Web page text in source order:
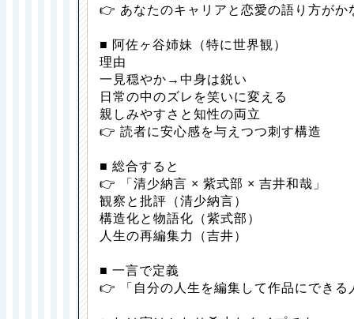
👉 あなたのキャリアと恋愛の語り方がか
■ 阿佐ヶ谷姉妹（特に世界観）
理由
一見穏やか→中身は鋭い
日常の中のズレを笑いに変える
親しみやすさと知性の両立
👉 読者に安心感を与えつつ刺す構造
■ 総合すると
👉 「清少納言 × 紫式部 × 吉井和哉」
観察と批評（清少納言）
構造化と物語化（紫式部）
人生の再編集力（吉井）
■ 一言で定義
👉 「自分の人生を編集して作品にできる